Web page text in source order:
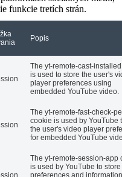
funkcie tretích strán.
Popis
The yt-remote-cast-
is used to store the user's
player preferences using
embedded YouTube video.
The yt-remote-fast-check-
cookie is used by YouTube
the user's video player
for embedded YouTube
The yt-remote-session-app
is used by YouTube to